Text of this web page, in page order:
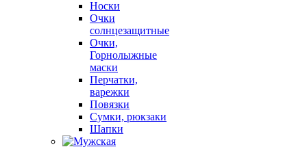
Носки
Очки
солнцезащитные
Очки,
Горнолыжные
маски
Перчатки,
варежки
Повязки
Сумки, рюкзаки
Шапки